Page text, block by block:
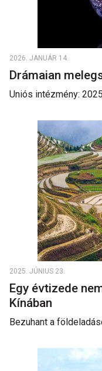
2026. JANUÁR 14.
Drámaian
Uniós intézmény:
2025. JÚNIUS 23.
Egy évtizede
Kínában
Bezuhant a